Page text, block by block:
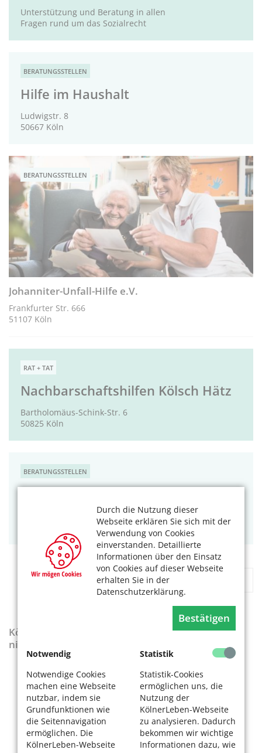
Durch die Nutzung dieser
Webseite erklären Sie sich mit der
Verwendung von Cookies
einverstanden. Detaillierte
Informationen über den Einsatz
von Cookies auf dieser Webseite
erhalten Sie in der
Datenschutzerklärung.
Bestätigen
Notwendig
Notwendige Cookies
machen eine Webseite
nutzbar, indem sie
Grundfunktionen wie
die Seitennavigation
ermöglichen. Die
KölnerLeben-Webseite
Statistik
Statistik-Cookies
ermöglichen uns, die
Nutzung der
KölnerLeben-Webseite
zu analysieren. Dadurch
bekommen wir wichtige
Informationen dazu, wie
Unterstützung und Beratung in allen
Fragen rund um das Sozialrecht
BERATUNGSSTELLEN
Hilfe im Haushalt
Ludwigstr. 8
50667 Köln
BERATUNGSSTELLEN
Johanniter-Unfall-Hilfe e.V.
Frankfurter Str. 666
51107 Köln
RAT + TAT
Nachbarschaftshilfen Kölsch Hätz
Bartholomäus-Schink-Str. 6
50825 Köln
BERATUNGSSTELLEN
Kalker Hauptstraße 247-273
«
KölnerLeben-Sonderausgabe „Wenn die Rente
nicht reicht“